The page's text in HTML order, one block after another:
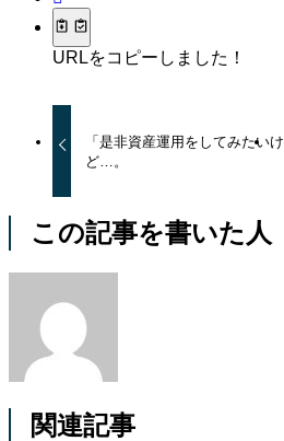
URLをコピーしました！
「是非資産運用をしてみたいけ
ど…。
この記事を書いた人
関連記事